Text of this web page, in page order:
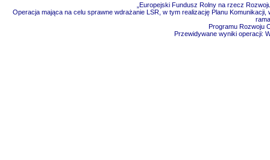
„Europejski Fundusz Rolny na rzecz
Operacja mająca na celu sprawne wdrażanie LSR, w tym realizację Planu
Programu Rozwoju
Przewidywane wyniki operacji: